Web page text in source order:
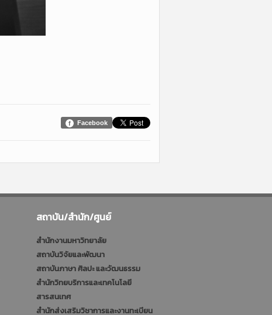
Facebook
สถาบัน/สำนัก/ศูนย์
สำนักงานมหาวิทยาลัย
สถาบันวิจัยและพัฒนา
สถาบันภาษา ศิลปะ และวัฒนธรรม
สำนักวิทยบริการและเทคโนโลยี
สารสนเทศ
สำนักส่งเสริมวิชาการและงานทะเบียน